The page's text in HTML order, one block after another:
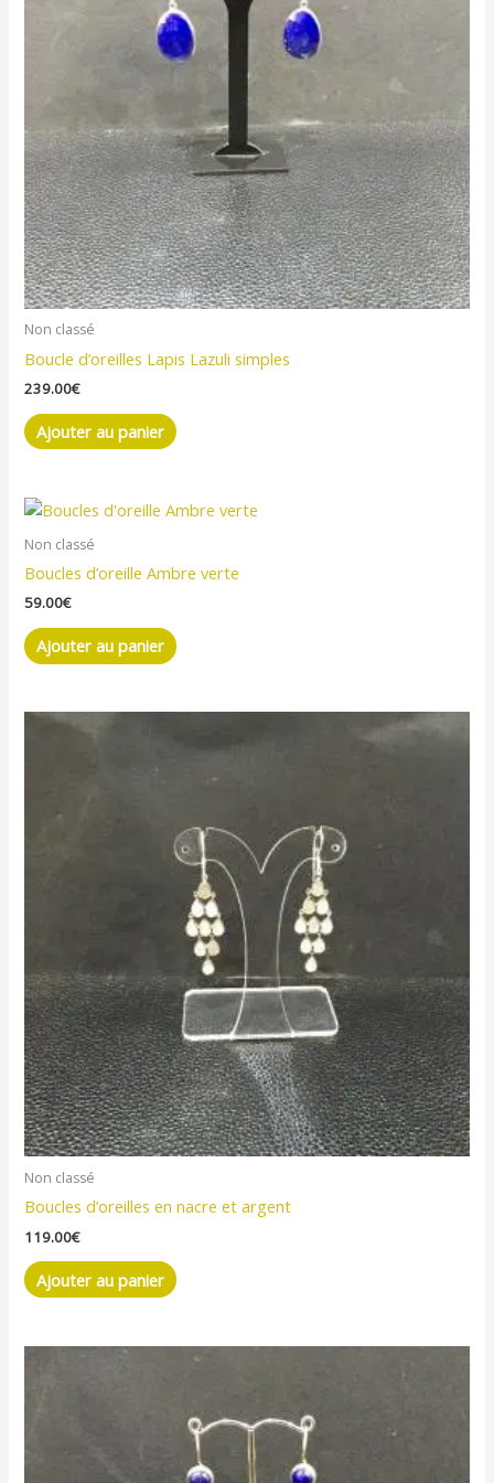
Non classé
Boucle d’oreilles Lapis Lazuli simples
239.00€
Ajouter au panier
Non classé
Boucles d’oreille Ambre verte
59.00€
Ajouter au panier
Non classé
Boucles d’oreilles en nacre et argent
119.00€
Ajouter au panier